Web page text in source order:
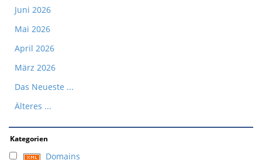
Juni 2026
Mai 2026
April 2026
März 2026
Das Neueste ...
Älteres ...
Kategorien
Domains